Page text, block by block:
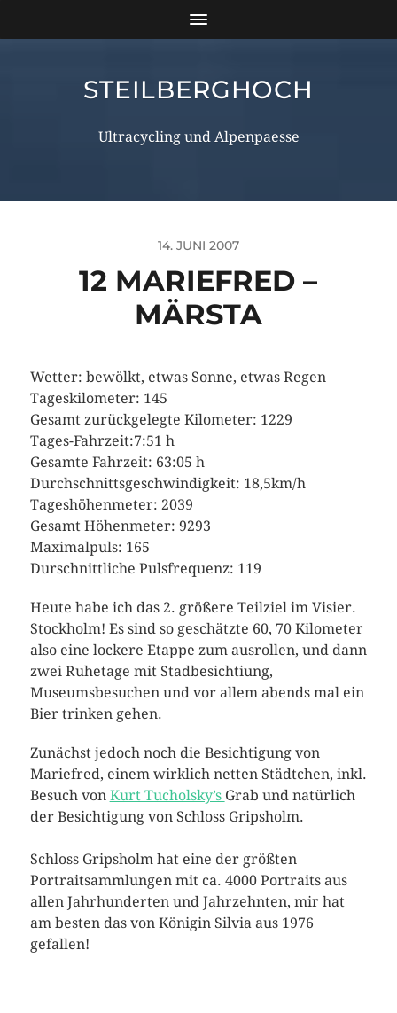
STEILBERGHOCH
Ultracycling und Alpenpaesse
14. JUNI 2007
12 MARIEFRED –
MÄRSTA
Wetter: bewölkt, etwas Sonne, etwas Regen
Tageskilometer: 145
Gesamt zurückgelegte Kilometer: 1229
Tages-Fahrzeit:7:51 h
Gesamte Fahrzeit: 63:05 h
Durchschnittsgeschwindigkeit: 18,5km/h
Tageshöhenmeter: 2039
Gesamt Höhenmeter: 9293
Maximalpuls: 165
Durschnittliche Pulsfrequenz: 119
Heute habe ich das 2. größere Teilziel im Visier.
Stockholm! Es sind so geschätzte 60, 70 Kilometer
also eine lockere Etappe zum ausrollen, und dann
zwei Ruhetage mit Stadbesichtiung,
Museumsbesuchen und vor allem abends mal ein
Bier trinken gehen.
Zunächst jedoch noch die Besichtigung von
Mariefred, einem wirklich netten Städtchen, inkl.
Besuch von Kurt Tucholsky’s Grab und natürlich
der Besichtigung von Schloss Gripsholm.
Schloss Gripsholm hat eine der größten
Portraitsammlungen mit ca. 4000 Portraits aus
allen Jahrhunderten und Jahrzehnten, mir hat
am besten das von Königin Silvia aus 1976
gefallen!